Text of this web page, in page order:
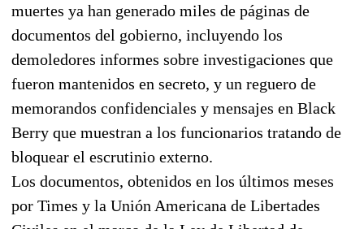
muertes ya han generado miles de páginas de
documentos del gobierno, incluyendo los
demoledores informes sobre investigaciones que
fueron mantenidos en secreto, y un reguero de
memorandos confidenciales y mensajes en Black
Berry que muestran a los funcionarios tratando de
bloquear el escrutinio externo.
Los documentos, obtenidos en los últimos meses
por Times y la Unión Americana de Libertades